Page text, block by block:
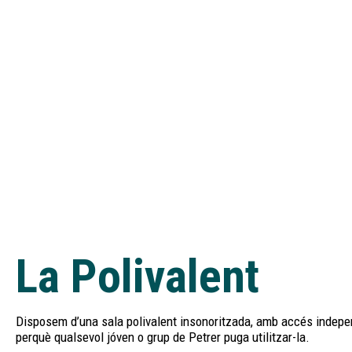
La Polivalent
Disposem d’una sala polivalent insonoritzada, amb accés
perquè qualsevol jóven o grup de Petrer puga utilitzar-la.